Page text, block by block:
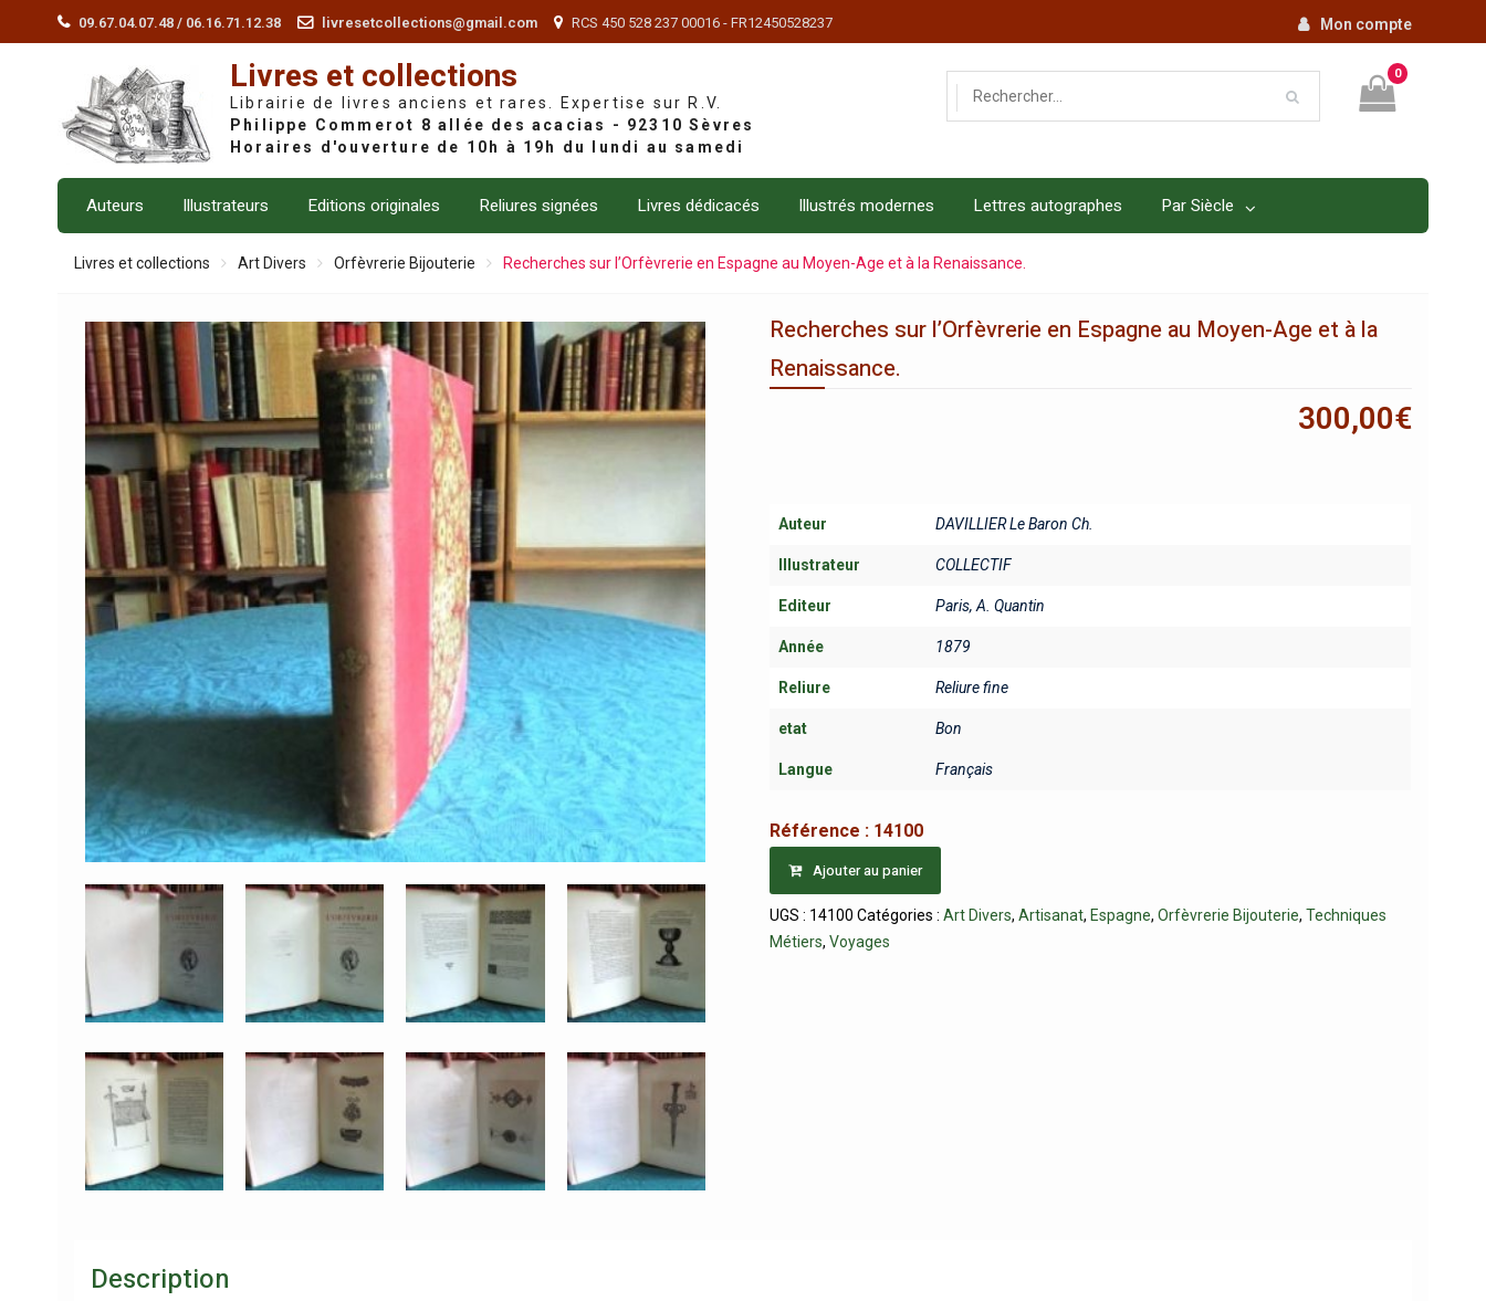
09.67.04.07.48 / 06.16.71.12.38 livresetcollections@gmail.com RCS 450 528 237 00016 - FR12450528237 Mon compte
Livres et collections
Librairie de livres anciens et rares. Expertise sur R.V.
0
Auteurs Illustrateurs Editions originales Reliures signées Livres dédicacés Illustrés modernes Lettres autographes Par Siècle
Livres et collections Art Divers Orfèvrerie Bijouterie Recherches sur l’Orfèvrerie en Espagne au Moyen-Age et à la Renaissance.
Recherches sur l’Orfèvrerie en Espagne au Moyen-Age et à la
Renaissance.
300,00€
Auteur DAVILLIER Le Baron Ch.
Illustrateur COLLECTIF
Editeur Paris, A. Quantin
Année 1879
Reliure Reliure fine
etat Bon
Langue Français
Référence : 14100
Ajouter au panier
UGS : 14100 Catégories :Art Divers,Artisanat, Espagne,Orfèvrerie Bijouterie,Techniques
Métiers,Voyages
Description